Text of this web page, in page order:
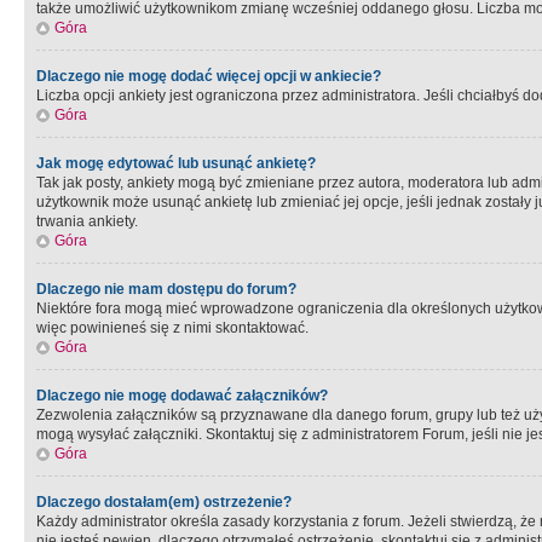
także umożliwić użytkownikom zmianę wcześniej oddanego głosu. Liczba
Góra
Dlaczego nie mogę dodać więcej opcji w ankiecie?
Liczba opcji ankiety jest ograniczona przez administratora. Jeśli chciałbyś
Góra
Jak mogę edytować lub usunąć ankietę?
Tak jak posty, ankiety mogą być zmieniane przez autora, moderatora lub
użytkownik może usunąć ankietę lub zmieniać jej opcje, jeśli jednak
trwania ankiety.
Góra
Dlaczego nie mam dostępu do forum?
Niektóre fora mogą mieć wprowadzone ograniczenia dla określonych
więc powinieneś się z nimi skontaktować.
Góra
Dlaczego nie mogę dodawać załączników?
Zezwolenia załączników są przyznawane dla danego forum, grupy lub też
mogą wysyłać załączniki. Skontaktuj się z administratorem Forum, jeśli nie
Góra
Dlaczego dostałam(em) ostrzeżenie?
Każdy administrator określa zasady korzystania z forum. Jeżeli stwierdzą,